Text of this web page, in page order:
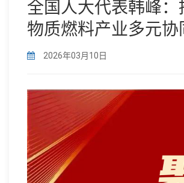
全国人大代表韩峰：
物质燃料产业多元协
2026年03月10日